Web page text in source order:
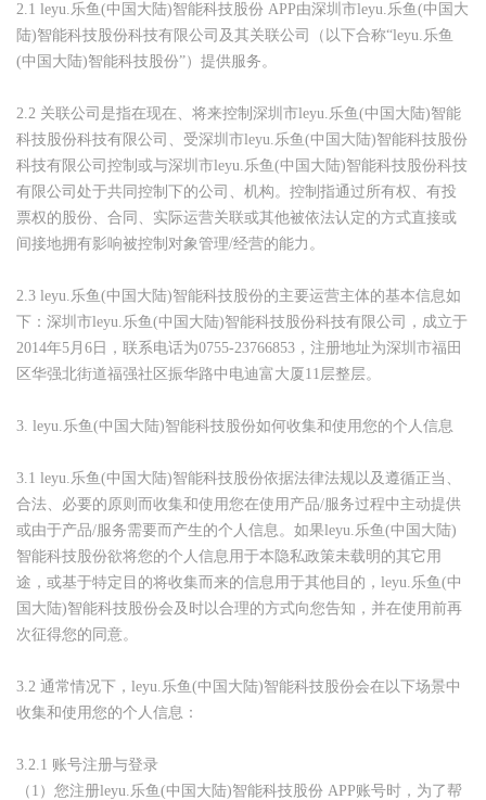
2.1 leyu.乐鱼(中国大陆)智能科技股份 APP由深圳市leyu.乐鱼(中国大
陆)智能科技股份科技有限公司及其关联公司（以下合称“leyu.乐鱼
(中国大陆)智能科技股份”）提供服务。
2.2 关联公司是指在现在、将来控制深圳市leyu.乐鱼(中国大陆)智能
科技股份科技有限公司、受深圳市leyu.乐鱼(中国大陆)智能科技股份
科技有限公司控制或与深圳市leyu.乐鱼(中国大陆)智能科技股份科技
有限公司处于共同控制下的公司、机构。控制指通过所有权、有投
票权的股份、合同、实际运营关联或其他被依法认定的方式直接或
间接地拥有影响被控制对象管理/经营的能力。
2.3 leyu.乐鱼(中国大陆)智能科技股份的主要运营主体的基本信息如
下：深圳市leyu.乐鱼(中国大陆)智能科技股份科技有限公司，成立于
2014年5月 6 日，联系电话为0755-23766853 ，注册地址为深圳市福田
区华强北街道福强社区振华路中电迪富大厦 11层整层。
3. leyu.乐鱼(中国大陆)智能科技股份如何收集和使用您的个人信息
3.1 leyu.乐鱼(中国大陆)智能科技股份依据法律法规以及遵循正当、
合法、必要的原则而收集和使用您在使用产品/服务过程中主动提供
或由于产品/服务需要而产生的个人信息。如果leyu.乐鱼(中国大陆)
智能科技股份欲将您的个人信息用于本隐私政策未载明的其它用
途，或基于特定目的将收集而来的信息用于其他目的，leyu.乐鱼(中
国大陆)智能科技股份会及时以合理的方式向您告知，并在使用前再
次征得您的同意。
3.2 通常情况下，leyu.乐鱼(中国大陆)智能科技股份会在以下场景中
收集和使用您的个人信息：
3.2.1 账号注册与登录
（1） 您注册leyu.乐鱼(中国大陆)智能科技股份 APP账号时，为了帮